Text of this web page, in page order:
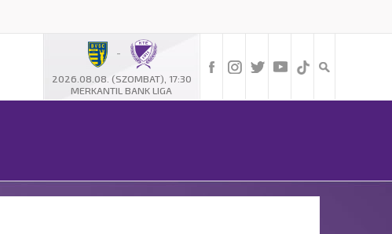
-
2026.08.08. (SZOMBAT), 17:30
MERKANTIL BANK LIGA